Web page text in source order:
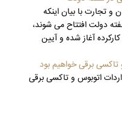
تجارت با بیان اینکه
دولت افتتاح می شوند،
آغاز شده و آیین
برقی خواهیم بود
اتوبوس و تاکسی برقی